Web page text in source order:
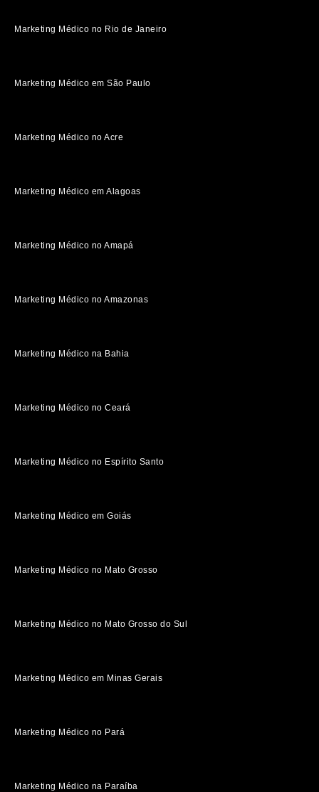
Marketing Médico no Rio de Janeiro
Marketing Médico em São Paulo
Marketing Médico no Acre
Marketing Médico em Alagoas
Marketing Médico no Amapá
Marketing Médico no Amazonas
Marketing Médico na Bahia
Marketing Médico no Ceará
Marketing Médico no Espírito Santo
Marketing Médico em Goiás
Marketing Médico no Mato Grosso
Marketing Médico no Mato Grosso do Sul
Marketing Médico em Minas Gerais
Marketing Médico no Pará
Marketing Médico na Paraíba